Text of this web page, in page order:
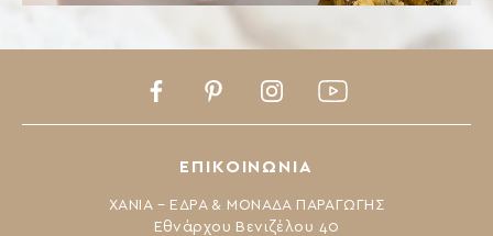
ΕΠΙΚΟΙΝΩΝΙΑ
ΧΑΝΙΑ – ΕΔΡΑ & ΜΟΝΑΔΑ ΠΑΡΑΓΩΓΗΣ
Εθνάρχου Βενιζέλου 40
FacebookPinterestInstagramYoutube